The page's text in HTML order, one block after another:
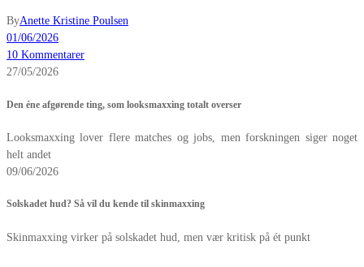
ByAnette Kristine Poulsen
01/06/2026
10 Kommentarer
27/05/2026
Den éne afgørende ting, som looksmaxxing totalt overser
Looksmaxxing lover flere matches og jobs, men forskningen siger noget
helt andet
09/06/2026
Solskadet hud? Så vil du kende til skinmaxxing
Skinmaxxing virker på solskadet hud, men vær kritisk på ét punkt